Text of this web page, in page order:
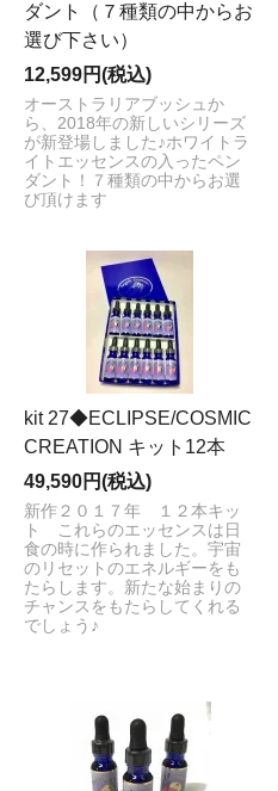
ダント（７種類の中からお
選び下さい）
12,599円(税込)
オーストラリアブッシュか
ら、2018年の新しいシリーズ
が新登場しました♪ホワイトラ
イトエッセンスの入ったペン
ダント！７種類の中からお選
び頂けます
kit 27◆ECLIPSE/COSMIC
CREATION キット12本
49,590円(税込)
新作２０１７年 １２本キッ
ト これらのエッセンスは日
食の時に作られました。宇宙
のリセットのエネルギーをも
たらします。新たな始まりの
チャンスをもたらしてくれる
でしょう♪